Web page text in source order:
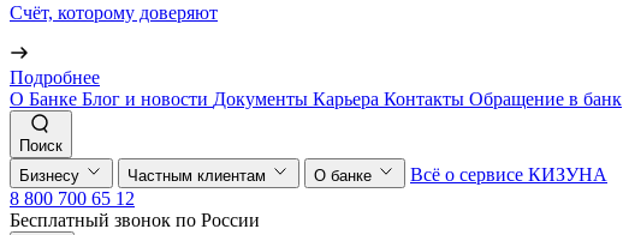
Счёт, которому доверяют
Подробнее
О Банке Блог и новости Документы Карьера Контакты Обращение в банк
Поиск
Бизнесу
Частным клиентам О банке
Всё о сервисе КИЗУНА
8 800 700 65 12
Бесплатный звонок по России